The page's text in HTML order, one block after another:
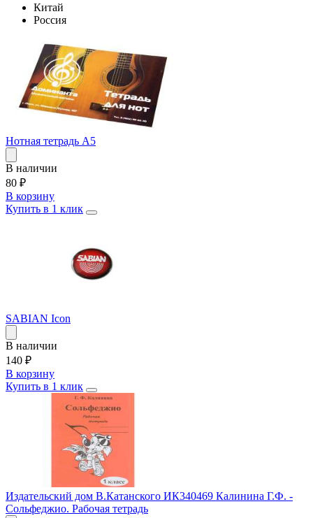
Китай
Россия
Нотная тетрадь А5
В наличии
80 ₽
В корзину
Купить в 1 клик
SABIAN Icon
В наличии
140 ₽
В корзину
Купить в 1 клик
Издательский дом В.Катанского ИК340469 Калинина Г.Ф. -
Сольфеджио. Рабочая тетрадь